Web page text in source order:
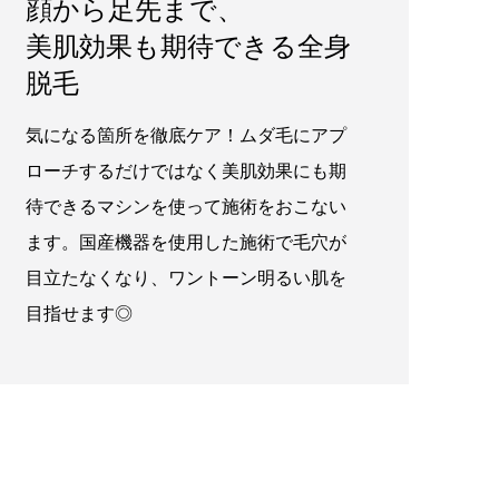
顔から足先まで、
美肌効果も期待できる全身
脱毛
気になる箇所を徹底ケア！ムダ毛にアプ
ローチするだけではなく美肌効果にも期
待できるマシンを使って施術をおこない
ます。国産機器を使用した施術で毛穴が
目立たなくなり、ワントーン明るい肌を
目指せます◎